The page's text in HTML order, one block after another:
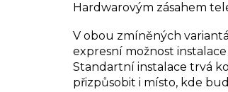
Hardwarovým zásahem
V obou zmíněných
expresní možnost
Standartní instalace trvá
přizpůsobit i místo, kde